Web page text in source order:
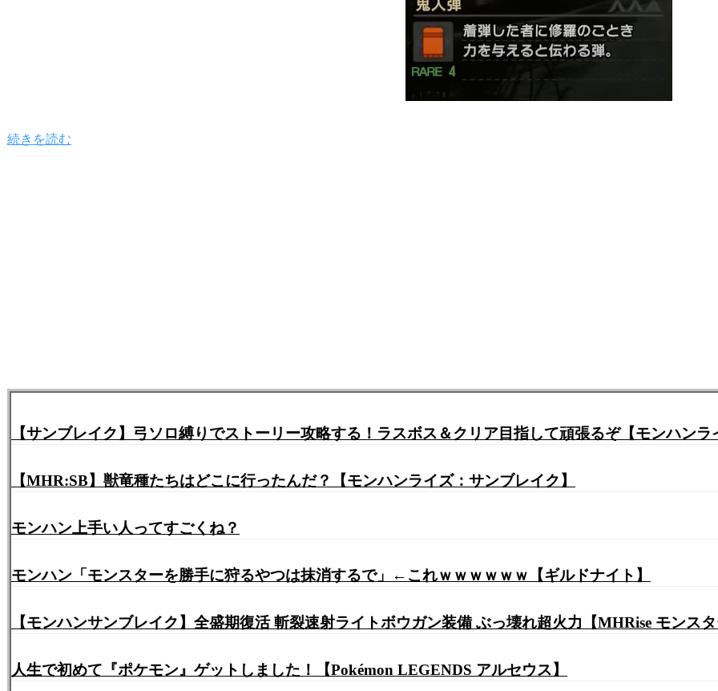
続きを読む
【サンブレイク】弓ソロ縛りでストーリー攻略する！ラスボス＆クリア目指して頑張るぞ【モンハンラ
【MHR:SB】獣竜種たちはどこに行ったんだ？【モンハンライズ：サンブレイク】
モンハン上手い人ってすごくね？
モンハン「モンスターを勝手に狩るやつは抹消するで」←これｗｗｗｗｗｗ【ギルドナイト】
【モンハンサンブレイク】全盛期復活 斬裂速射ライトボウガン装備 ぶっ壊れ超火力【MHRise モンスタ
人生で初めて『ポケモン』ゲットしました！【Pokémon LEGENDS アルセウス】